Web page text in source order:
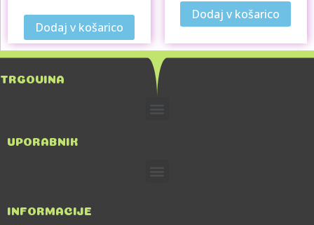
Dodaj v košarico
Dodaj v košarico
TRGOVINA
UPORABNIK
INFORMACIJE